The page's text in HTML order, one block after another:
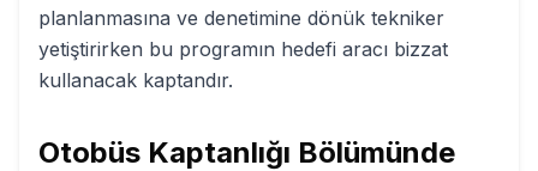
planlanmasına ve denetimine dönük tekniker
yetiştirirken bu programın hedefi aracı bizzat
kullanacak kaptandır.
Otobüs Kaptanlığı Bölümünde